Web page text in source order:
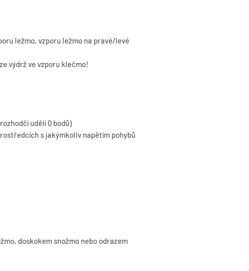
ležmo, vzporu ležmo na pravé/levé
výdrž ve vzporu klečmo!
udělí 0 bodů)
s jakýmkoliv napětím pohybů
doskokem snožmo nebo odrazem